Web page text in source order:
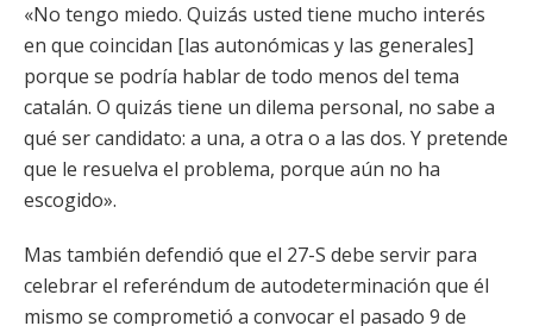
«No tengo miedo. Quizás usted tiene mucho interés
en que coincidan [las autonómicas y las generales]
porque se podría hablar de todo menos del tema
catalán. O quizás tiene un dilema personal, no sabe a
qué ser candidato: a una, a otra o a las dos. Y pretende
que le resuelva el problema, porque aún no ha
escogido».
Mas también defendió que el 27-S debe servir para
celebrar el referéndum de autodeterminación que él
mismo se comprometió a convocar el pasado 9 de